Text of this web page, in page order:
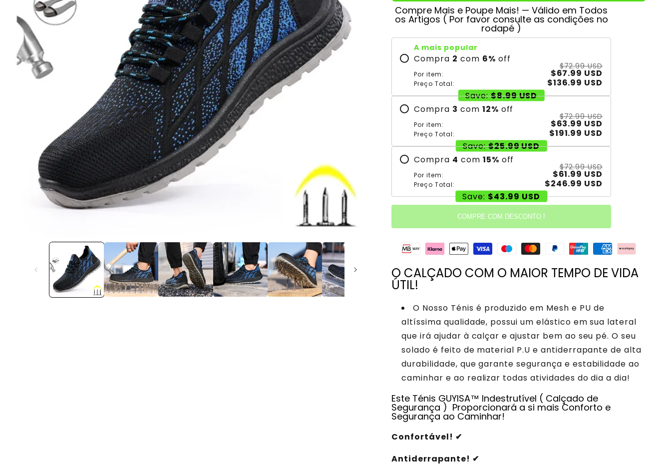
Compre Mais e Poupe Mais! — Válido em Todos
os Artigos ( Por favor consulte as condições no
rodapé )
A mais popular
Compra 2 com 6% off
Por item:
$72.99 USD
$67.99 USD
Preço Total:
$136.99 USD
Save: $8.99 USD
Compra 3 com 12% off
Por item:
$72.99 USD
$63.99 USD
Preço Total:
$191.99 USD
Save: $25.99 USD
Compra 4 com 15% off
Por item:
$72.99 USD
$61.99 USD
Preço Total:
$246.99 USD
Save: $43.99 USD
COMPRE COM DESCONTO !
O CALÇADO COM O MAIOR TEMPO DE VIDA
ÚTIL!
O Nosso Ténis é produzido em Mesh e PU de
altíssima qualidade, possui um elástico em sua lateral
que irá ajudar à calçar e ajustar bem ao seu pé. O seu
solado é feito de material P.U e antiderrapante de alta
durabilidade, que garante segurança e estabilidade ao
caminhar e ao realizar todas atividades do dia a dia!
Este Ténis GUYISA™ Indestrutível ( Calçado de
Segurança ) Proporcionará a si mais Conforto e
Segurança ao Caminhar!
Confortável! ✔
Antiderrapante! ✔